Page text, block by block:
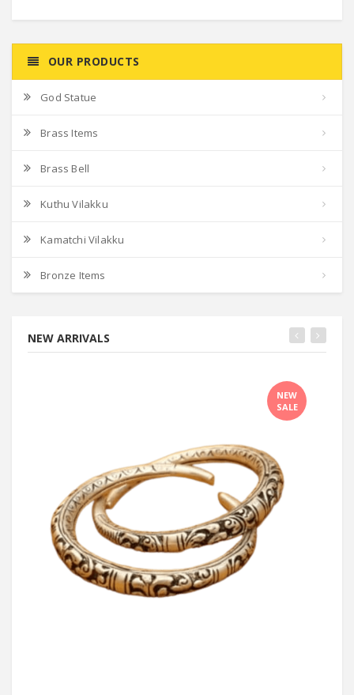
OUR PRODUCTS
God Statue
Brass Items
Brass Bell
Kuthu Vilakku
Kamatchi Vilakku
Bronze Items
NEW ARRIVALS
NEW
SALE